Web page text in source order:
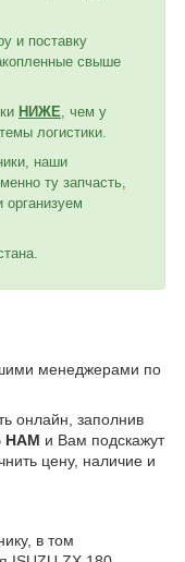
и поставку
свыше
НИЖЕ , чем у
логистики.
наши
ту запчасть,
организуем
менеджерами по
онлайн, заполнив
НАМ и Вам подскажут
цену, наличие и
в том